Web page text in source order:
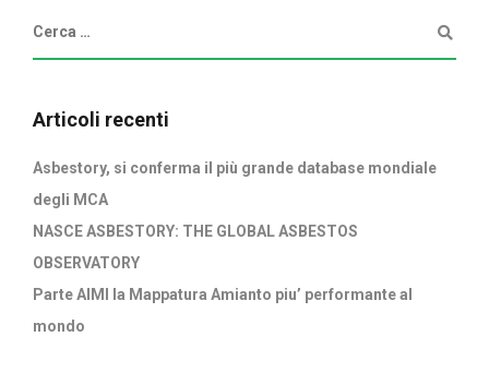
Articoli recenti
Asbestory, si conferma il più grande database mondiale
degli MCA
NASCE ASBESTORY: THE GLOBAL ASBESTOS
OBSERVATORY
Parte AIMI la Mappatura Amianto piu’ performante al
mondo